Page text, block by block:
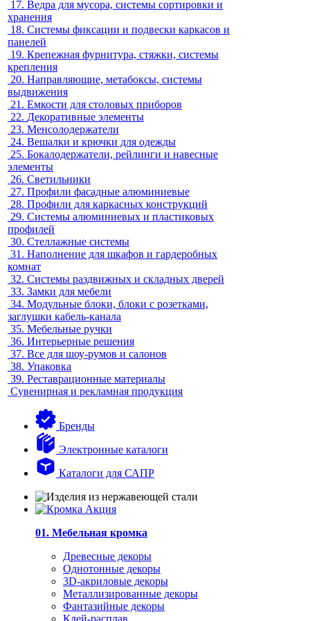
17. Ведра для мусора, системы сортировки и
хранения
18. Системы фиксации и подвески каркасов и
панелей
19. Крепежная фурнитура, стяжки, системы
крепления
20. Направляющие, метабоксы, системы
выдвижения
21. Емкости для столовых приборов
22. Декоративные элементы
23. Менсолодержатели
24. Вешалки и крючки для одежды
25. Бокалодержатели, рейлинги и навесные
элементы
26. Светильники
27. Профили фасадные алюминиевые
28. Профили для каркасных конструкций
29. Системы алюминиевых и пластиковых
профилей
30. Стеллажные системы
31. Наполнение для шкафов и гардеробных
комнат
32. Системы раздвижных и складных дверей
33. Замки для мебели
34. Модульные блоки, блоки с розетками,
заглушки кабель-канала
35. Мебельные ручки
36. Интерьерные решения
37. Все для шоу-румов и салонов
38. Упаковка
39. Реставрационные материалы
Сувенирная и рекламная продукция
Бренды
Электронные каталоги
Каталоги для САПР
01. Мебельная кромка
Древесные декоры
Однотонные декоры
3D-акриловые декоры
Металлизированные декоры
Фантазийные декоры
Клей-расплав